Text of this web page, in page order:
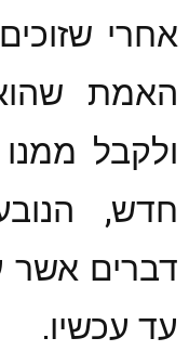
אחרי
האמת
ולקבל
חדש,
דברים אשר
עד עכשיו.